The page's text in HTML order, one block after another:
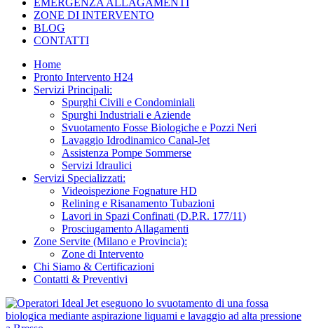
EMERGENZA ALLAGAMENTI
ZONE DI INTERVENTO
BLOG
CONTATTI
Home
Pronto Intervento H24
Servizi Principali:
Spurghi Civili e Condominiali
Spurghi Industriali e Aziende
Svuotamento Fosse Biologiche e Pozzi Neri
Lavaggio Idrodinamico Canal-Jet
Assistenza Pompe Sommerse
Servizi Idraulici
Servizi Specializzati:
Videoispezione Fognature HD
Relining e Risanamento Tubazioni
Lavori in Spazi Confinati (D.P.R. 177/11)
Prosciugamento Allagamenti
Zone Servite (Milano e Provincia):
Zone di Intervento
Chi Siamo & Certificazioni
Contatti & Preventivi